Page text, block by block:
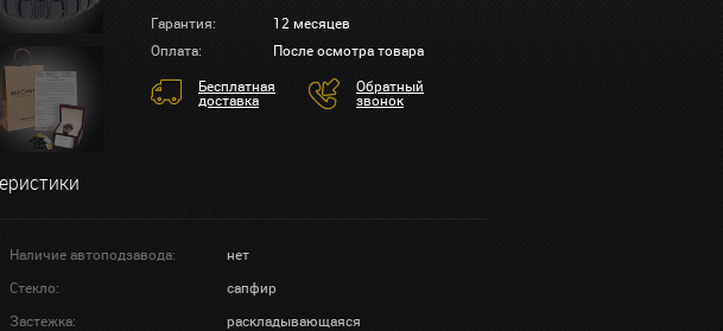
Гарантия:
12 месяцев
Оплата:
После осмотра товара
Бесплатная
доставка
Обратный
звонок
Наличие автоподзавода:
нет
Стекло:
сапфир
Застежка:
раскладывающаяся